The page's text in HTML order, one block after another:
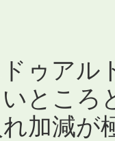
ゥアル
いとこ
加減が